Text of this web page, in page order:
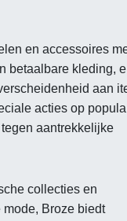
en accessoires
betaalbare kleding,
aan
acties op
aantrekkelijke
collecties en
Broze biedt